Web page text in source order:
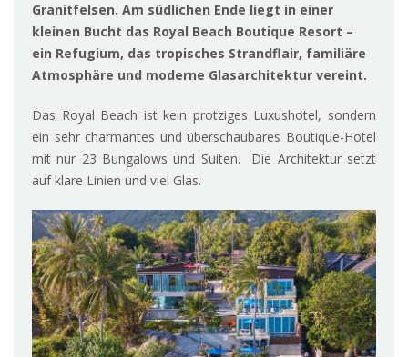
Granitfelsen. Am südlichen Ende liegt in einer
kleinen Bucht das Royal Beach Boutique Resort –
ein Refugium, das tropisches Strandflair, familiäre
Atmosphäre und moderne Glasarchitektur vereint.
Das Royal Beach ist kein protziges Luxushotel, sondern
ein sehr charmantes und überschaubares Boutique-Hotel
mit nur 23 Bungalows und Suiten. Die Architektur setzt
auf klare Linien und viel Glas.